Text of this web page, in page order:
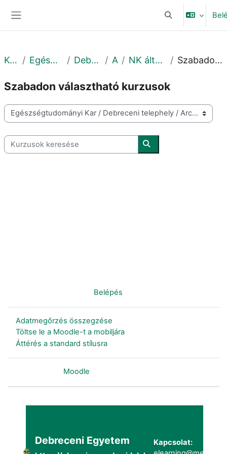
Keresési
Kurzusok Egészségtudományi Kar Debreceni telephely Archív NK által átoktatott tárgyak Szabadon választható kurzusok
Szabadon választható kurzusok
Kurzuskategóriák
Kurzusok keresése
Kurzusok keresése
Belépés
Adatmegőrzés összegzése
Töltse le a Moodle-t a mobiljára
Áttérés a standard stílusra
Moodle
Debreceni Egyetem
Kapcsolat: